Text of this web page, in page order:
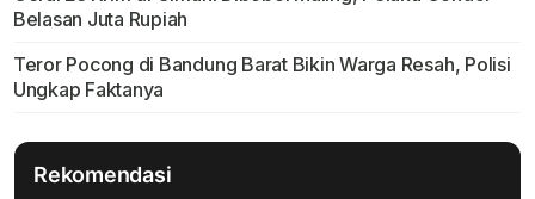
Belasan Juta Rupiah
Teror Pocong di Bandung Barat Bikin Warga Resah, Polisi
Ungkap Faktanya
Rekomendasi